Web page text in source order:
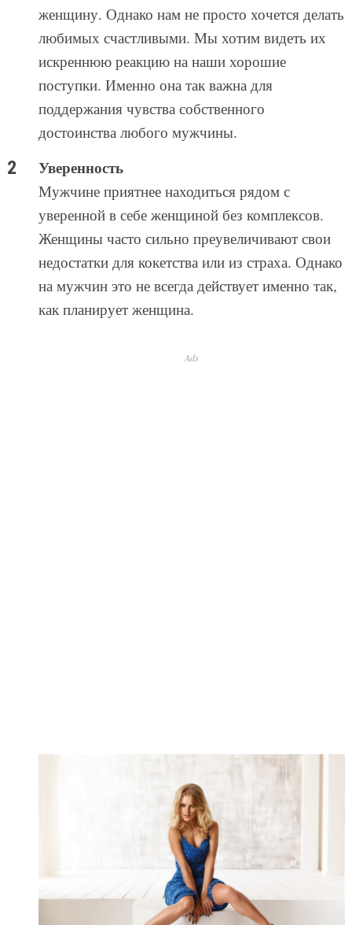
женщину. Однако нам не просто хочется делать
любимых счастливыми. Мы хотим видеть их
искреннюю реакцию на наши хорошие
поступки. Именно она так важна для
поддержания чувства собственного
достоинства любого мужчины.
Уверенность
Мужчине приятнее находиться рядом с
уверенной в себе женщиной без комплексов.
Женщины часто сильно преувеличивают свои
недостатки для кокетства или из страха. Однако
на мужчин это не всегда действует именно так,
как планирует женщина.
Ads